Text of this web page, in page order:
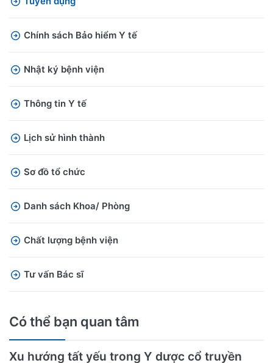
Chính sách Bảo hiểm Y tế
Nhật ký bệnh viện
Thông tin Y tế
Lịch sử hình thành
Sơ đồ tổ chức
Danh sách Khoa/ Phòng
Chất lượng bệnh viện
Tư vấn Bác sĩ
Có thể bạn quan tâm
Xu hướng tất yếu trong Y dược cổ truyền